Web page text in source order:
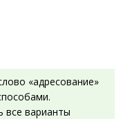
«адресование»
все варианты